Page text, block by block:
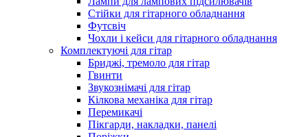
Стійки для гітарного обладнання
Футсвіч
Чохли і кейси для гітарного обладнання
Комплектуючі для гітар
Бриджі, тремоло для гітар
Гвинти
Звукознімачі для гітар
Кілкова механіка для гітар
Перемикачі
Пікгарди, накладки, панелі